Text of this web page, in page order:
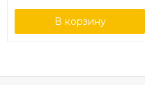
В корзину